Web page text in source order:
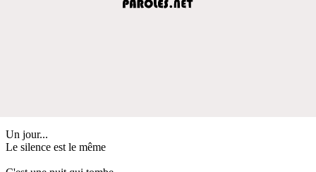
Un jour...
Le silence est le même